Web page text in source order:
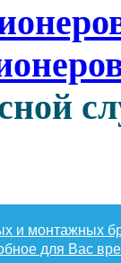
и монтажных
для Вас